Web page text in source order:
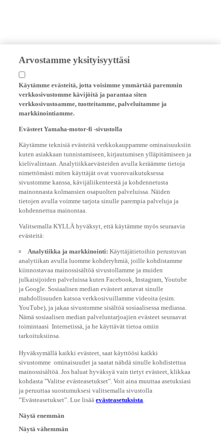
Arvostamme yksityisyyttäsi
Käytämme evästeitä, jotta voisimme ymmärtää paremmin
verkkosivustomme kävijöitä ja parantaa siten
verkkosivustoamme, tuotteitamme, palveluitamme ja
markkinointiamme.
Evästeet Yamaha-motor-fi -sivustolla
Käytämme teknisiä evästeitä verkkokauppamme ominaisuuksiin
kuten asiakkaan tunnistamiseen, kirjautumisen ylläpitämiseen ja
kielivalintaan. Analytiikkaevästeiden avulla keräämme tietoja
nimettömästi miten käyttäjät ovat vuorovaikutuksessa
sivustomme kanssa, kävijäliikenteestä ja kohdennetusta
mainonnasta kolmansien osapuolten palveluissa. Näiden
tietojen avulla voimme tarjota sinulle parempia palveluja ja
kohdennettua mainontaa.
Valitsemalla KYLLÄ hyväksyt, että käytämme myös seuraavia
evästeitä:
Analytiikka ja markkinointi:Käyttäjätietoihin perustuvan
analytiikan avulla luomme kohderyhmiä, joille kohdistamme
kiinnostavaa mainossisältöä sivustollamme ja muiden
julkaisijoiden palveluissa kuten Facebook, Instagram, Youtube
ja Google. Sosiaalisen median evästeet antavat sinulle
mahdollisuuden katsoa verkkosivuillamme videoita (esim.
YouTube), ja jakaa sivustomme sisältöä sosiaalisessa mediassa.
Nämä sosiaalisen median palveluntarjoajien evästeet seuraavat
toimintaasi Internetissä, ja he käyttävät tietoa omiin
tarkoituksiinsa.
Hyväksymällä kaikki evästeet, saat käyttöösi kaikki
sivustomme ominaisuudet ja saatat nähdä sinulle kohdistettua
mainossisältöä. Jos haluat hyväksyä vain tietyt evästeet, klikkaa
kohdasta "Valitse evästeasetukset". Voit aina muuttaa asetuksiasi
ja peruuttaa suostumuksesi valitsemalla sivustolla
”Evästeasetukset”. Lue lisääevästeasetuksista
Näytä enemmän
Näytä vähemmän